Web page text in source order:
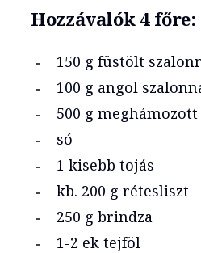
Hozzávalók 4 főre:
150 g füstölt
100 g angol
500 g
só
1 kisebb tojás
kb. 200 g rétesliszt
250 g brindza
1-2 ek tejföl